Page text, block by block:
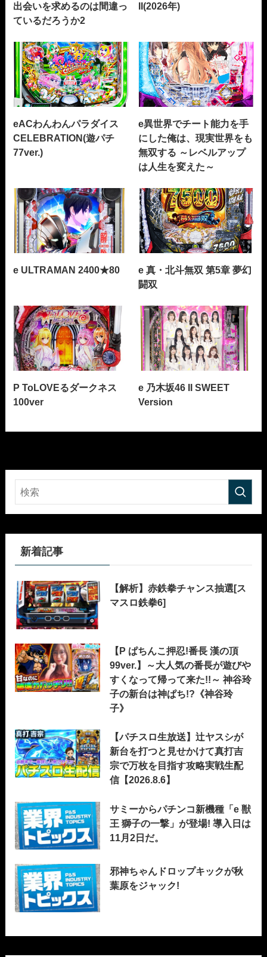
出会いを求めるのは間違っ
ているだろうか2
II(2026年)
eACわんわんパラダイス
CELEBRATION(遊パチ
77ver.)
e異世界でチート能力を手
にした俺は、現実世界をも
無双する ～レベルアップ
は人生を変えた～
e ULTRAMAN 2400★80
e 真・北斗無双 第5章 夢幻
闘双
P ToLOVEるダークネス
100ver
e 乃木坂46 II SWEET
Version
新着記事
【解析】赤鉄拳チャンス抽選[ス
マスロ鉄拳6]
【P ぱちんこ押忍!番長 漢の頂
99ver.】～大人気の番長が遊びや
すくなって帰って来た!!～ 神谷玲
子の新台は神ぱち!?《神谷玲
子》
【パチスロ生放送】辻ヤスシが
新台を打つと見せかけて真打吉
宗で万枚を目指す攻略実戦生配
信【2026.8.6】
サミーからパチンコ新機種「e 獣
王 獅子の一撃」が登場! 導入日は
11月2日だ。
邪神ちゃんドロップキックが秋
葉原をジャック!